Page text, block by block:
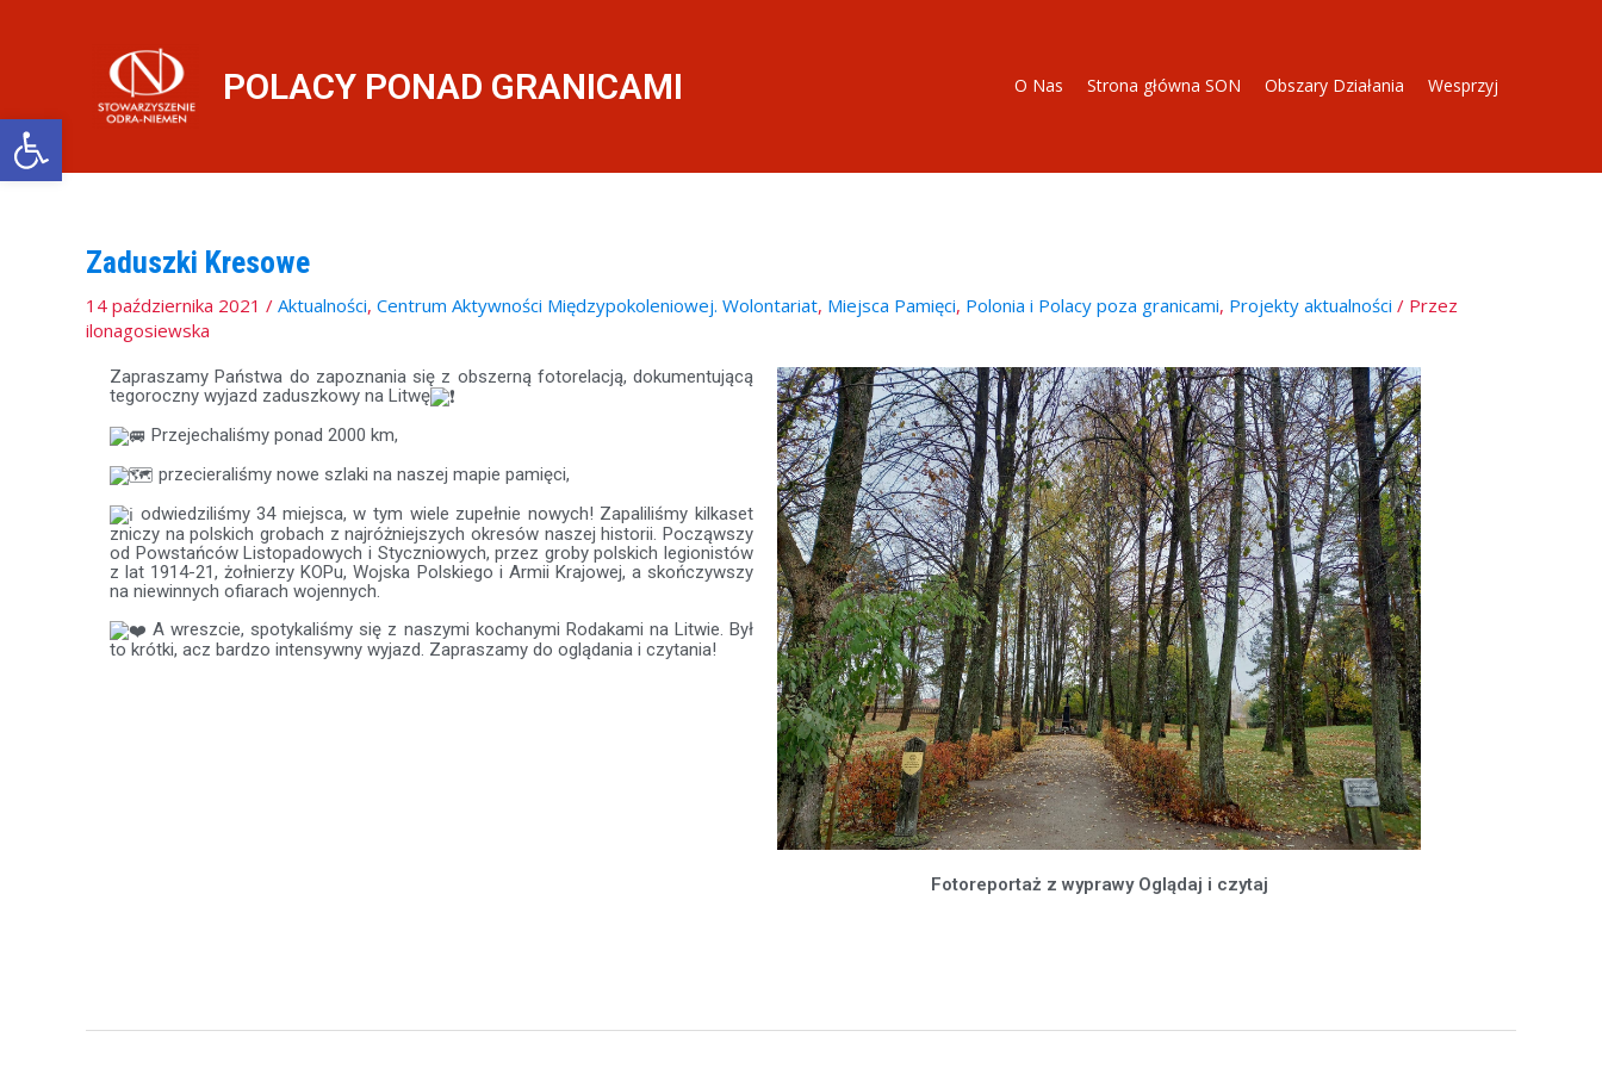
Otwórz pasek narzędzi
POLACY PONAD GRANICAMI O Nas Strona główna SON Obszary Działania Wesprzyj
Zaduszki Kresowe
14 października 2021 / Aktualności, Centrum Aktywności Międzypokoleniowej. Wolontariat, Miejsca Pamięci, Polonia i Polacy poza granicami, Projekty aktualności / Przez
ilonagosiewska
Zapraszamy Państwa do zapoznania się z obszerną fotorelacją, dokumentującą
tegoroczny wyjazd zaduszkowy na Litwę
Przejechaliśmy ponad 2000 km,
przecieraliśmy nowe szlaki na naszej mapie pamięci,
odwiedziliśmy 34 miejsca, w tym wiele zupełnie nowych! Zapaliliśmy kilkaset
zniczy na polskich grobach z najróżniejszych okresów naszej historii. Począwszy
od Powstańców Listopadowych i Styczniowych, przez groby polskich legionistów
z lat 1914-21, żołnierzy KOPu, Wojska Polskiego i Armii Krajowej, a skończywszy
na niewinnych ofiarach wojennych.
A wreszcie, spotykaliśmy się z naszymi kochanymi Rodakami na Litwie. Był
to krótki, acz bardzo intensywny wyjazd. Zapraszamy do oglądania i czytania!
Fotoreportaż z wyprawy Oglądaj i czytaj